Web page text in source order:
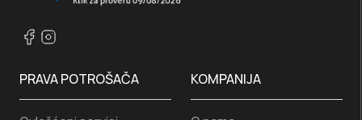
PRAVA POTROŠAČA KOMPANIJA